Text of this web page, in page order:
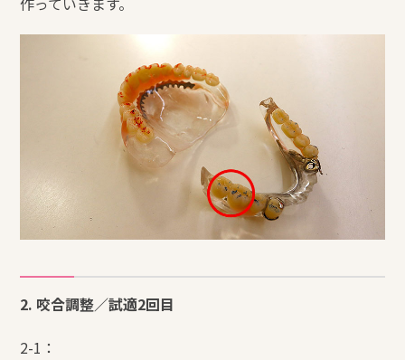
2. 咬合調整／試適2回目
2-1：